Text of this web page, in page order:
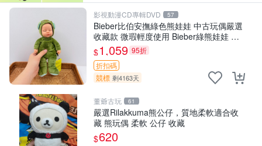
影視動漫CD專輯DVD 57
Bieber比伯安撫綠色熊娃娃 中古玩偶嚴選
收藏款 微瑕輕度使用 Bieber綠熊娃娃 中
古玩偶 微瑕
$1,059 95折
折扣碼
競標 剩4163天
董爺古玩 61
嚴選Rilakkuma熊公仔，質地柔軟適合收
藏 熊玩偶 柔軟 公仔 收藏
$620